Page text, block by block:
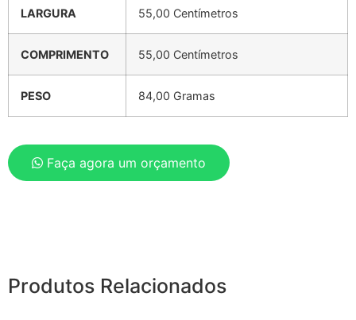
LARGURA 55,00 Centímetros
COMPRIMENTO 55,00 Centímetros
PESO 84,00 Gramas
Faça agora um orçamento
Produtos Relacionados